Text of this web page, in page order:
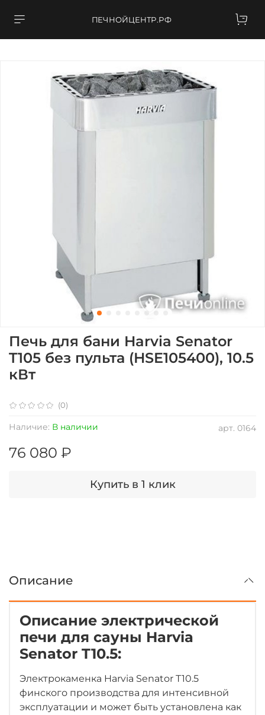
ПЕЧНОЙЦЕНТР.РФ
(0)
арт. 0164
Наличие: В наличии
Печь для бани Harvia Senator
T105 без пульта (HSE105400), 10.5
кВт
76 080 ₽
Купить в 1 клик
Описание
Описание электрической
печи для сауны Harvia
Senator T10.5:
Электрокаменка Harvia Senator T10.5
финского производства для интенсивной
эксплуатации и может быть установлена как